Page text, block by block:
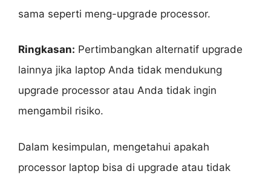
sama seperti meng-upgrade processor.
Ringkasan: Pertimbangkan alternatif upgrade
lainnya jika laptop Anda tidak mendukung
upgrade processor atau Anda tidak ingin
mengambil risiko.
Dalam kesimpulan, mengetahui apakah
processor laptop bisa di upgrade atau tidak